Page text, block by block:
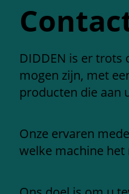
DIDDEN is er trots
mogen zijn, met
producten die aan
Onze ervaren
welke machine